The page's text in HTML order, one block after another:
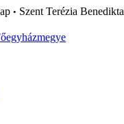
• Szent Terézia Benedikta